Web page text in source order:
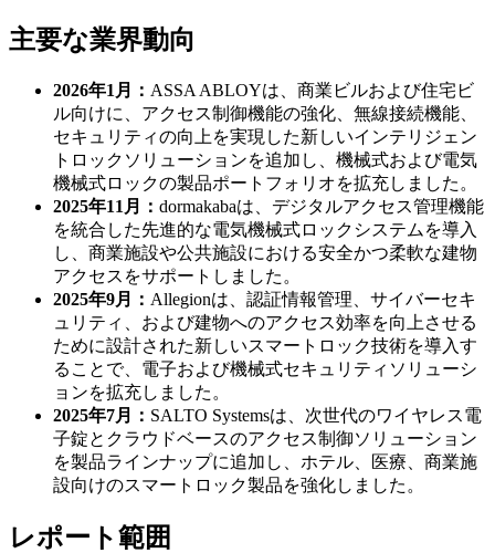
主要な業界動向
2026年1月： ASSA ABLOYは、商業ビルおよび住宅ビ
ル向けに、アクセス制御機能の強化、無線接続機能、
セキュリティの向上を実現した新しいインテリジェン
トロックソリューションを追加し、機械式および電気
機械式ロックの製品ポートフォリオを拡充しました。
2025年11月： dormakabaは、デジタルアクセス管理機能
を統合した先進的な電気機械式ロックシステムを導入
し、商業施設や公共施設における安全かつ柔軟な建物
アクセスをサポートしました。
2025年9月： Allegionは、認証情報管理、サイバーセキ
ュリティ、および建物へのアクセス効率を向上させる
ために設計された新しいスマートロック技術を導入す
ることで、電子および機械式セキュリティソリューシ
ョンを拡充しました。
2025年7月： SALTO Systemsは、次世代のワイヤレス電
子錠とクラウドベースのアクセス制御ソリューション
を製品ラインナップに追加し、ホテル、医療、商業施
設向けのスマートロック製品を強化しました。
レポート範囲